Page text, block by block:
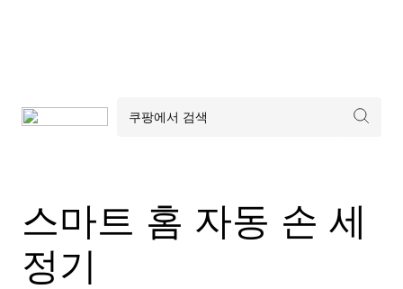
스마트 홈 자동 손 세
정기